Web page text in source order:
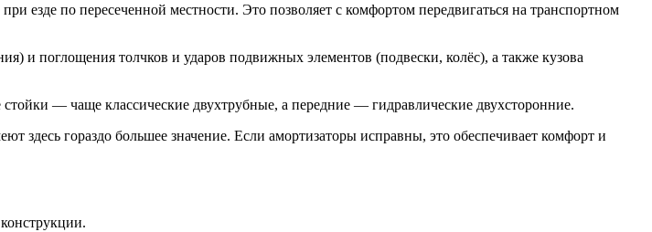
езде по пересеченной местности. Это позволяет с комфортом передвигаться на транспортном
и поглощения толчков и ударов подвижных элементов (подвески, колёс), а также кузова
— чаще классические двухтрубные, а передние — гидравлические двухсторонние.
гораздо большее значение. Если амортизаторы исправны, это обеспечивает комфорт и